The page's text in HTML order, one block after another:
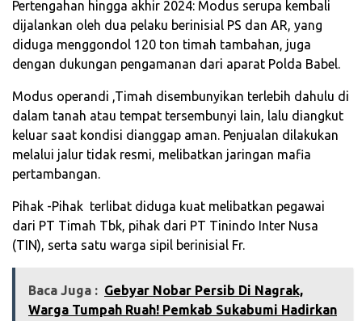
Pertengahan hingga akhir 2024: Modus serupa kembali
dijalankan oleh dua pelaku berinisial PS dan AR, yang
diduga menggondol 120 ton timah tambahan, juga
dengan dukungan pengamanan dari aparat Polda Babel.
Modus operandi ,Timah disembunyikan terlebih dahulu di
dalam tanah atau tempat tersembunyi lain, lalu diangkut
keluar saat kondisi dianggap aman. Penjualan dilakukan
melalui jalur tidak resmi, melibatkan jaringan mafia
pertambangan.
Pihak -Pihak terlibat diduga kuat melibatkan pegawai
dari PT Timah Tbk, pihak dari PT Tinindo Inter Nusa
(TIN), serta satu warga sipil berinisial Fr.
Baca Juga : ‎Gebyar Nobar Persib Di Nagrak,
Warga Tumpah Ruah! Pemkab Sukabumi Hadirkan